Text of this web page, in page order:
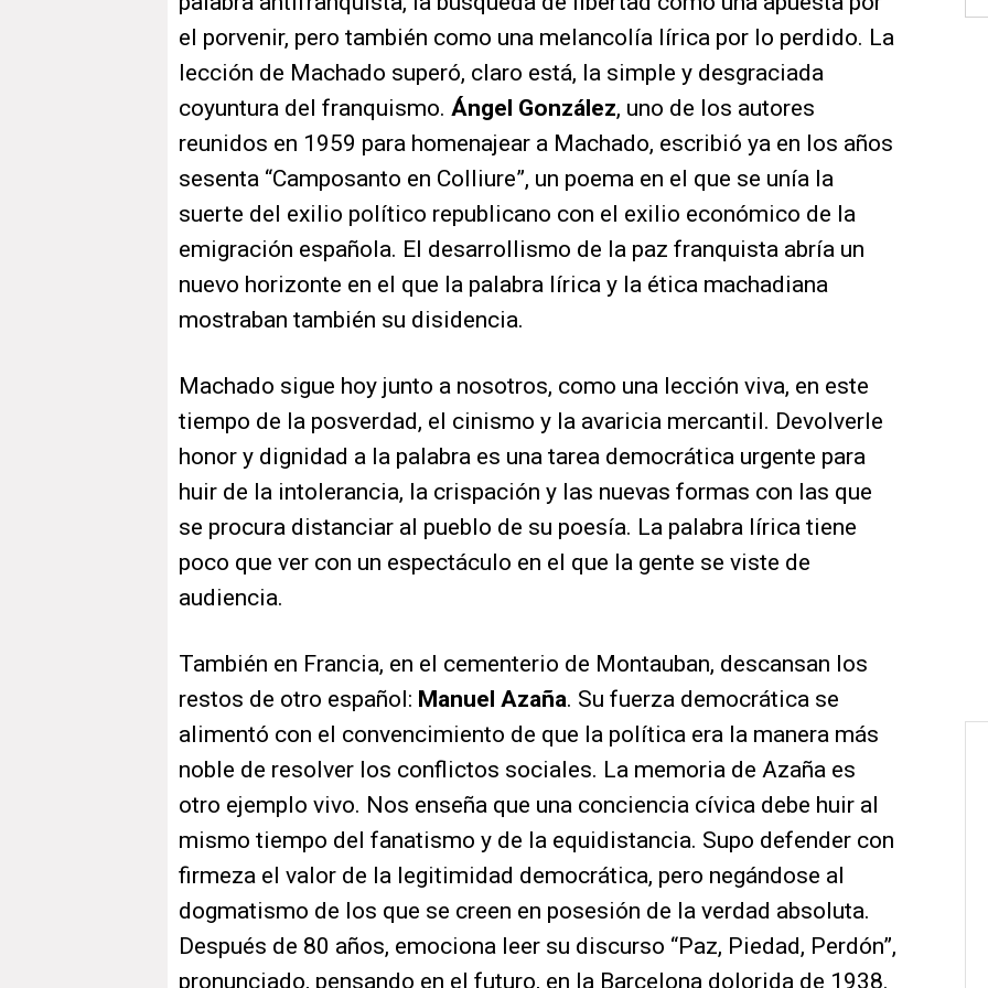
el porvenir, pero también como una melancolía lírica por lo perdido. La
lección de Machado superó, claro está, la simple y desgraciada
coyuntura del franquismo. Ángel González, uno de los autores
reunidos en 1959 para homenajear a Machado, escribió ya en los años
sesenta “Camposanto en Colliure”, un poema en el que se unía la
suerte del exilio político republicano con el exilio económico de la
emigración española. El desarrollismo de la paz franquista abría un
nuevo horizonte en el que la palabra lírica y la ética machadiana
mostraban también su disidencia.
Machado sigue hoy junto a nosotros, como una lección viva, en este
tiempo de la posverdad, el cinismo y la avaricia mercantil. Devolverle
honor y dignidad a la palabra es una tarea democrática urgente para
huir de la intolerancia, la crispación y las nuevas formas con las que
se procura distanciar al pueblo de su poesía. La palabra lírica tiene
poco que ver con un espectáculo en el que la gente se viste de
audiencia.
También en Francia, en el cementerio de Montauban, descansan los
restos de otro español: Manuel Azaña. Su fuerza democrática se
alimentó con el convencimiento de que la política era la manera más
noble de resolver los conflictos sociales. La memoria de Azaña es
otro ejemplo vivo. Nos enseña que una conciencia cívica debe huir al
mismo tiempo del fanatismo y de la equidistancia. Supo defender con
firmeza el valor de la legitimidad democrática, pero negándose al
dogmatismo de los que se creen en posesión de la verdad absoluta.
Después de 80 años, emociona leer su discurso “Paz, Piedad, Perdón”,
pronunciado, pensando en el futuro, en la Barcelona dolorida de 1938.